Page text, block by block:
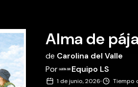
Alma de
de Carolina del Valle
Por
Equipo LS
1 de junio, 2026· Tiempo